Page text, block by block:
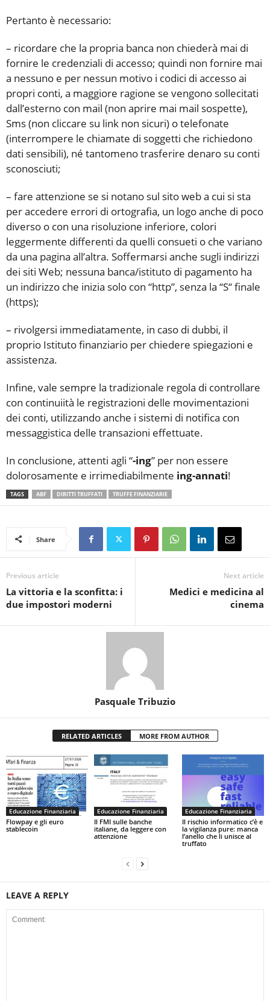
Pertanto è necessario:
– ricordare che la propria banca non chiederà mai di
fornire le credenziali di accesso; quindi non fornire mai
a nessuno e per nessun motivo i codici di accesso ai
propri conti, a maggiore ragione se vengono sollecitati
dall’esterno con mail (non aprire mai mail sospette),
Sms (non cliccare su link non sicuri) o telefonate
(interrompere le chiamate di soggetti che richiedono
dati sensibili), né tantomeno trasferire denaro su conti
sconosciuti;
– fare attenzione se si notano sul sito web a cui si sta
per accedere errori di ortografia, un logo anche di poco
diverso o con una risoluzione inferiore, colori
leggermente differenti da quelli consueti o che variano
da una pagina all’altra. Soffermarsi anche sugli indirizzi
dei siti Web; nessuna banca/istituto di pagamento ha
un indirizzo che inizia solo con “http”, senza la “S“ finale
(https);
– rivolgersi immediatamente, in caso di dubbi, il
proprio Istituto finanziario per chiedere spiegazioni e
assistenza.
Infine, vale sempre la tradizionale regola di controllare
con continuiità le registrazioni delle movimentazioni
dei conti, utilizzando anche i sistemi di notifica con
messaggistica delle transazioni effettuate.
In conclusione, attenti agli “-ing” per non essere
dolorosamente e irrimediabilmente ing-annati!
TAGS ABF DIRITTI TRUFFATI TRUFFE FINANZIARIE
Share
Previous article
La vittoria e la sconfitta: i
due impostori moderni
Next article
Medici e medicina al
cinema
Pasquale Tribuzio
RELATED ARTICLES MORE FROM AUTHOR
Educazione Finanziaria
Flowpay e gli euro
stablecoin
Educazione Finanziaria
Il FMI sulle banche
italiane, da leggere con
attenzione
Educazione Finanziaria
Il rischio informatico c’è e
la vigilanza pure: manca
l’anello che li unisce al
truffato
LEAVE A REPLY